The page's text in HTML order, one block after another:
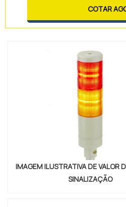
garantia de adquirir
qualquer
placas indicativas em
encontrará precisão e as
COTAR
IMAGEM ILUSTRATIVA DE VALOR
SINALIZAÇÃO